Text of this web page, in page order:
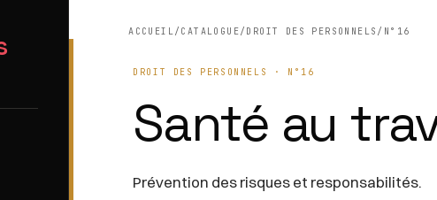
ACCUEIL/ CATALOGUE/ DROIT DES PERSONNELS / N°16
DROIT DES PERSONNELS · N°16
Santé au
Prévention des risques et responsabilités.